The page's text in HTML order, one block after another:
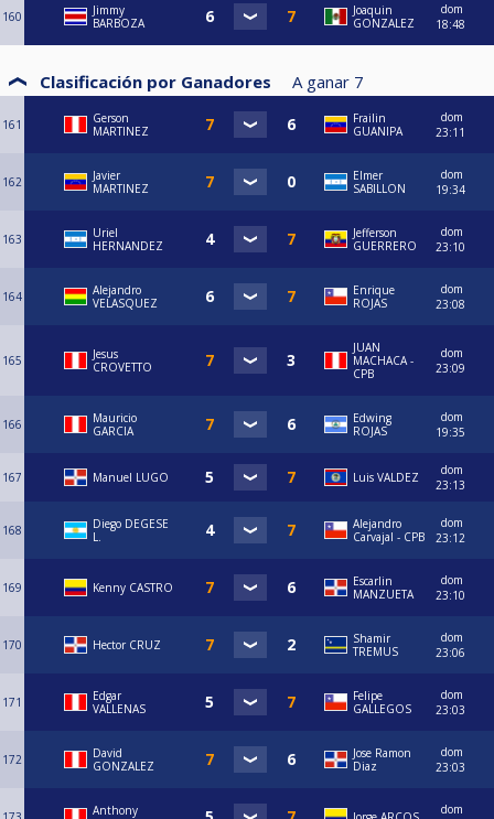
160
Jimmy
BARBOZA
Joaquin
GONZALEZ
dom
18:48
Clasificación por Ganadores A ganar 7
161
Gerson
MARTINEZ
Frailin
GUANIPA
dom
23:11
162
Javier
MARTINEZ
Elmer
SABILLON
dom
19:34
163
Uriel
HERNANDEZ
Jefferson
GUERRERO
dom
23:10
164
Alejandro
VELASQUEZ
Enrique
ROJAS
dom
23:08
165
Jesus
CROVETTO
JUAN
MACHACA -
CPB
dom
23:09
166
Mauricio
GARCIA
Edwing
ROJAS
dom
19:35
167 Manuel LUGO Luis VALDEZ
dom
23:13
168
Diego DEGESE
L.
⁠Alejandro
Carvajal - CPB
dom
23:12
169 Kenny CASTRO
Escarlin
MANZUETA
dom
23:10
170 Hector CRUZ
Shamir
TREMUS
dom
23:06
171
Edgar
VALLENAS
Felipe
GALLEGOS
dom
23:03
172
David
GONZALEZ
Jose Ramon
Diaz
dom
23:03
Anthony
dom